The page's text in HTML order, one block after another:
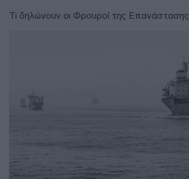
Τι δηλώνουν οι Φρουροί της Επανάστασης